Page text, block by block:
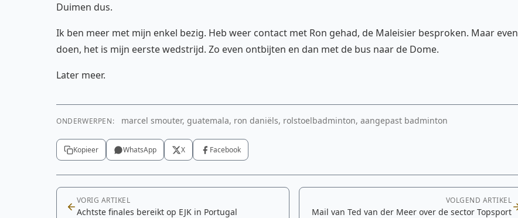
Duimen dus.
Ik ben meer met mijn enkel bezig. Heb weer contact met Ron gehad, de Maleisier besproken. Maar even
doen, het is mijn eerste wedstrijd. Zo even ontbijten en dan met de bus naar de Dome.
Later meer.
ONDERWERPEN: marcel smouter, guatemala, ron daniëls, rolstoelbadminton, aangepast badminton
Kopieer WhatsApp X Facebook
VORIG ARTIKEL
Achtste finales bereikt op EJK in Portugal
VOLGEND ARTIKEL
Mail van Ted van der Meer over de sector Topsport